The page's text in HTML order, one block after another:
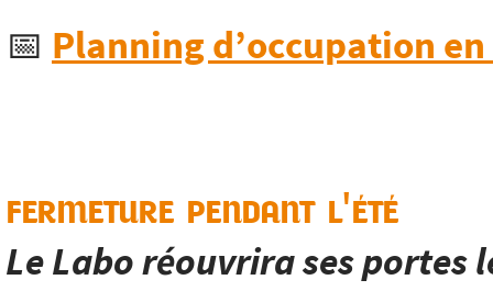
📅 Planning d’occupation
fermeture pendant l'été
Le Labo réouvrira ses portes